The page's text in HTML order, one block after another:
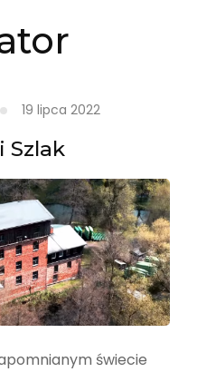
19 lipca 2022
Szlak
świecie